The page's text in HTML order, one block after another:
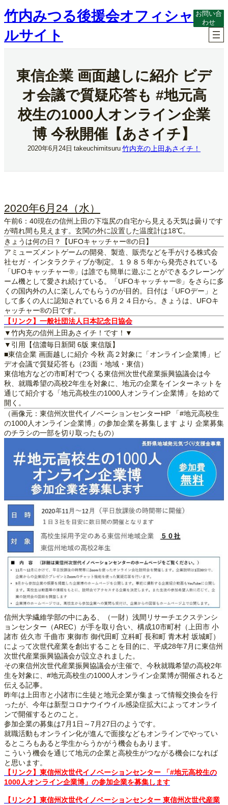
内
容
ス
キ
竹内みつる後援会オフィシャ
ルサイト
お問い合
わせ
東信企業 画面越しに紹介 ビデ
オ会議で質疑応答も #地元高
校生の1000人オンライン企業
博 今秋開催【あさイチ】
2020年6月24日 takeuchimitsuru 竹内充の上田あさイチ！
2020年6月24（水）
午前6：40現在の信州上田の下塩尻の自宅から見える天気は曇りです
が晴れ間も見えます。玄関の外に設置した温度計は18℃。
きょうは何の日？【UFOキャッチャー®の日】
アミューズメントゲームの開発、製造、販売などを手がける株式会
社セガ・インタラクティブが制定。１９８５年から発売されている
「UFOキャッチャー®」は誰でも簡単に遊ぶことができるクレーンゲ
ーム機として愛され続けている。「UFOキャッチャー®」をさらに多
くの国内外の人に楽しんでもらうのが目的。日付は「UFOデー」と
して多くの人に認知されている６月２４日から。きょうは、UFOキ
ャッチャー®の日です。
【リンク】一般社団法人日本記念日協会
▼竹内充の信州上田あさイチ！です！▼
▼引用【信濃毎日新聞 6版 東信版】
■東信企業 画面越しに紹介 今秋 高２対象に「オンライン企業博」ビ
デオ会議で質疑応答も（23面・地域・東信）
東信地方などの市町村でつくる東信州次世代産業振興協議会は今
秋、就職希望の高校2年生を対象に、地元の企業をインターネットを
通じて紹介する「地元高校生の1000人オンライン企業博」を始めて
開く。
（画像元：東信州次世代イノベーションセンターHP 「#地元高校生
の1000人オンライン企業博」の参加企業を募集します より 企業募集
のチラシの一部を切り取ったもの）
信州大学繊維学部の中にある、（一財）浅間リサーチエクステンシ
ョンセンター（AREC）が手を取り合い、構成10市町村（上田市 小
諸市 佐久市 千曲市 東御市 御代田町 立科町 長和町 青木村 坂城町）
によって次世代産業を創出することを目的に、平成28年7月に東信州
次世代産業振興協議会が設立されました。
その東信州次世代産業振興協議会が主催で、今秋就職希望の高校2年
生を対象に、#地元高校生の1000人オンライン企業博が開催されると
伝える記事。
昨年は上田市と小諸市に生徒と地元企業が集まって情報交換会を行
ったが、今年は新型コロナウイウイル感染症拡大によってオンライ
ンで開催するとのこと。
参加企業の募集は7月1日～7月27日のようです。
就職活動もオンライン化が進んで面接などもオンラインでやってい
るところもあると学生からうかがう機会もあります。
こういう機会を通じて地元の企業と高校生がつながる機会になれば
と思います。
【リンク】東信州次世代イノベーションセンター 「#地元高校生の
1000人オンライン企業博」の参加企業を募集します
【リンク】東信州次世代イノベーションセンター 東信州次世代産業